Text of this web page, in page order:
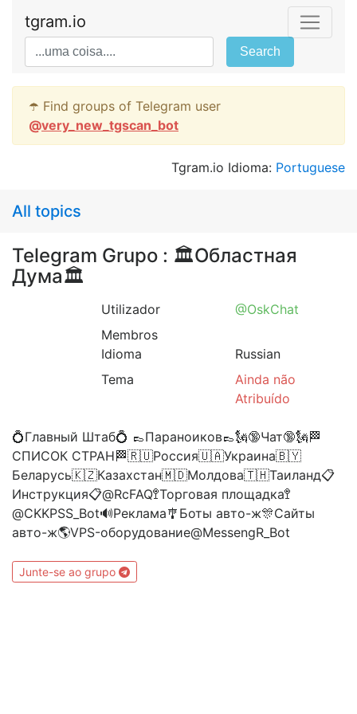
tgram.io
Search
☂️ Find groups of Telegram user
@very_new_tgscan_bot
Tgram.io Idioma: Portuguese
All topics
Telegram Grupo : 🏛Областная
Дума🏛
Utilizador
@OskChat
Membros
Idioma
Russian
Tema
Ainda não
Atribuído
💍Главный Штаб💍 👞Параноиков👞🗽🔞Чат🔞🗽🏁
СПИСОК СТРАН🏁🇷🇺Россия🇺🇦Украина🇧🇾
Беларусь🇰🇿Казахстан🇲🇩Молдова🇹🇭Таиланд📋
Инструкция📋@RcFAQ🚏Торговая площадка🚏
@CKKPSS_Bot🔊Реклама🎐Боты авто-ж🎊Сайты
авто-ж🌎VPS-оборудование@MessengR_Bot
Junte-se ao grupo